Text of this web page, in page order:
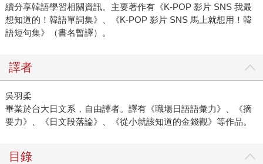
續分享韓語學習相關資訊。主要著作有《K-POP 影片 SNS 我最
想知道的！韓語單詞集》、《K-POP 影片 SNS 馬上就想用！韓
語短句集》（書名暫譯）。
譯者
吳羽柔
畢業於台大日文系，自由譯者。譯有《職場日語語彙力》、《摘
要力》、《日文段落論》、《從小就該知道的金錢觀》等作品。
目錄